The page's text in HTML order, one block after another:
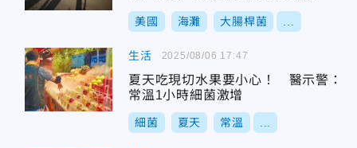
美國 海灘 大腸桿菌
生活
夏天吃現切水果要小心！ 醫示警：
常溫1小時細菌激增
細菌 夏天 常溫
2025/08/06 17:47